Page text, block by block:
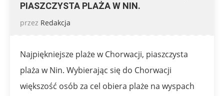
PIASZCZYSTA PLAŻA W NIN.
przez Redakcja
Najpiękniejsze plaże w Chorwacji, piaszczysta
plaża w Nin. Wybierając się do Chorwacji
większość osób za cel obiera plaże na wyspach